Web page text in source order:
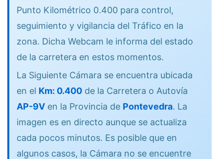
Punto Kilométrico 0.400 para control,
seguimiento y vigilancia del Tráfico en la
zona. Dicha Webcam le informa del estado
de la carretera en estos momentos.
La Siguiente Cámara se encuentra ubicada
en el Km: 0.400 de la Carretera o Autovía
AP-9V en la Provincia de Pontevedra. La
imagen es en directo aunque se actualiza
cada pocos minutos. Es posible que en
algunos casos, la Cámara no se encuentre